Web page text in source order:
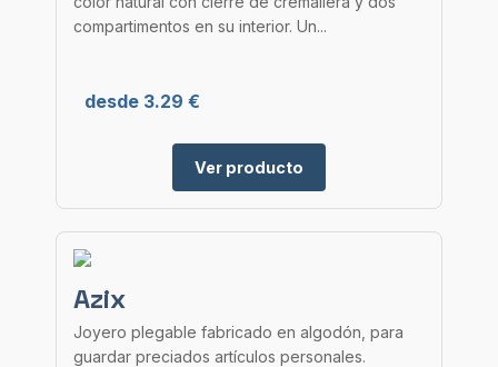
compartimentos en su interior. Un...
desde 3.29 €
Ver producto
Azix
Joyero plegable fabricado en algodón, para
guardar preciados artículos personales.